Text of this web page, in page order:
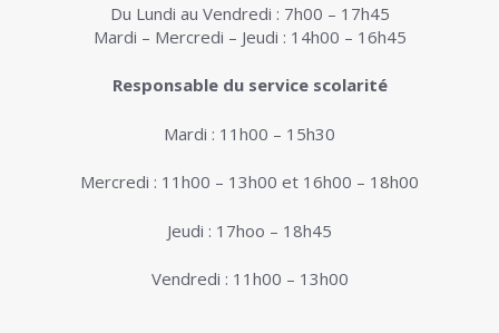
Du Lundi au Vendredi : 7h00 – 17h45
Mardi – Mercredi – Jeudi : 14h00 – 16h45
Responsable du service scolarité
Mardi : 11h00 – 15h30
Mercredi : 11h00 – 13h00 et 16h00 – 18h00
Jeudi : 17hoo – 18h45
Vendredi : 11h00 – 13h00